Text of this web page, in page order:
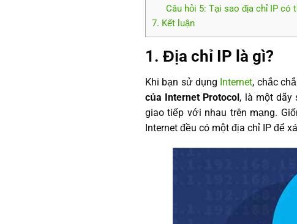
Câu hỏi 5: Tại sao địa chỉ IP có
7. Kết luận
1. Địa chỉ IP là gì?
Khi bạn sử dụng Internet, chắc
của Internet Protocol, là một dãy
giao tiếp với nhau trên mạng.
Internet đều có một địa chỉ IP để